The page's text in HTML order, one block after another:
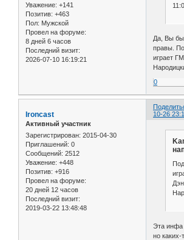
Уважение: +141
Позитив: +463
Пол: Мужской
Провел на форуме:
8 дней 6 часов
Последний визит:
2026-07-10 16:19:21
Да, Вы
правы.
играет
0
10-26
Ironcast
Активный участник
Зарегистрирован: 2015-04-30
Приглашений: 0
Сообщений: 2512
Уважение: +448
Позитив: +916
Провел на форуме:
20 дней 12 часов
Последний визит:
2019-03-22 13:48:48
Эта инфа
но каких-